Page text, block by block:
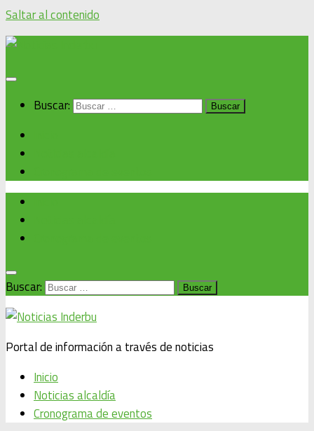
Saltar al contenido
Buscar:
Buscar:
Portal de información a través de noticias
Inicio
Noticias alcaldía
Cronograma de eventos